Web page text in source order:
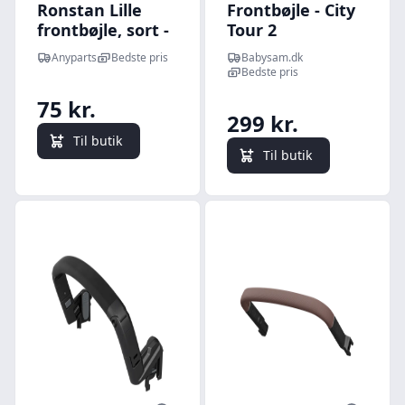
Ronstan Lille
frontbøjle, sort -
130RF05405
Anyparts Bedste pris
75 kr.
Til butik
Frontbøjle - City
Tour 2
Babysam.dk
Bedste pris
299 kr.
Til butik